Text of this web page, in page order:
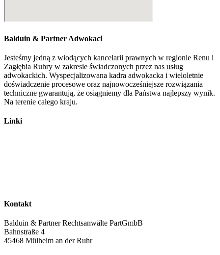
Balduin & Partner Adwokaci
Jesteśmy jedną z wiodących kancelarii prawnych w regionie Renu i
Zagłębia Ruhry w zakresie świadczonych przez nas usług
adwokackich. Wyspecjalizowana kadra adwokacka i wieloletnie
doświadczenie procesowe oraz najnowocześniejsze rozwiązania
techniczne gwarantują, że osiągniemy dla Państwa najlepszy wynik.
Na terenie całego kraju.
Linki
Kontakt
Balduin & Partner Rechtsanwälte PartGmbB
Bahnstraße 4
45468 Mülheim an der Ruhr